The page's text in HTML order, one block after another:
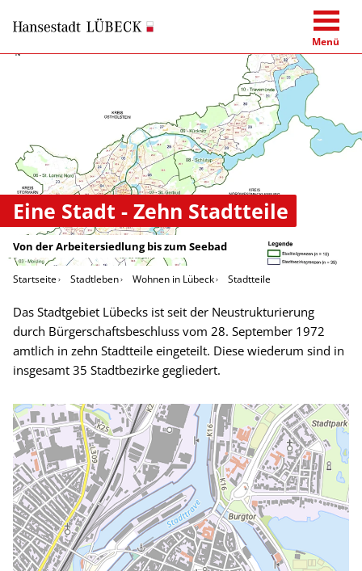
Menü
Eine Stadt - Zehn Stadtteile
Von der Arbeitersiedlung bis zum Seebad
Startseite Stadtleben Wohnen in Lübeck Stadtteile
Das Stadtgebiet Lübecks ist seit der Neustrukturierung
durch Bürgerschaftsbeschluss vom 28. September 1972
amtlich in zehn Stadtteile eingeteilt. Diese wiederum sind in
insgesamt 35 Stadtbezirke gegliedert.